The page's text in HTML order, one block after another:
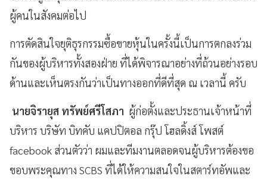
ผู้คนในสังคมต่อไป
การตัดสินใจยุติธุรกรรมซื้อขายหุ้นในครั้งนี้เป็นการตกลงร่วม
กันของผู้บริหารทั้งสองฝ่าย ที่ได้พิจารณาอย่างที่ถ้วนอย่างรอบ
ด้านและเห็นตรงกันว่าเป็นทางออกที่ดีที่สุด ณ เวลานี้ ครับ
นายจิรายุส ทรัพย์ศรีโสภา ผู้ก่อตั้งและประธานเจ้าหน้าที่
บริหาร บริษัท บิทคับ แคปปิตอล กรุ๊ป โฮลดิ้งส์ โพสต์
facebook ส่วนตัวว่า ผมและทีมงานตลอดจนผู้บริหารต้องขอ
ขอบพระคุณทาง SCBS ที่ได้ให้ความสนใจในสตาร์ทอัพและ